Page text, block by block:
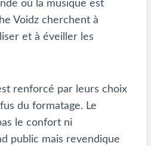
où la musique est
Voidz cherchent à
et à éveiller les
renforcé par leurs choix
du formatage. Le
le confort ni
public mais revendique